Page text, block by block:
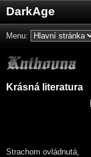
DarkAge
Menu:
Krásná literatura
Strachom ovládnutá,